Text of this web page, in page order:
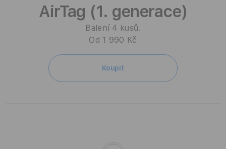
AirTag (1. generace)
Balení 4 kusů.
Od 1 990 Kč
Koupit